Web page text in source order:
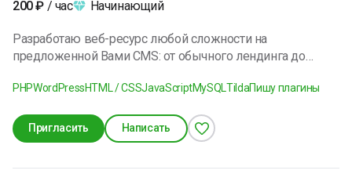
до программирования на PHP/Python и запуска — веду
лично, как прямой исполнитель. Могу проводить сделки
как ИП или СЗ. Гарантирую качество, соблюдение сроков
и решение ваших бизнес-задач.
200₽ / час Начинающий
Разработаю веб-ресурс любой сложности на
предложенной Вами CMS: от обычного лендинга до
минимальной оплатой (или бесплатно,если возможно).
PHPWordPressHTML / CSSJavaScriptMySQLTildaПишу плагины
Пригласить Написать